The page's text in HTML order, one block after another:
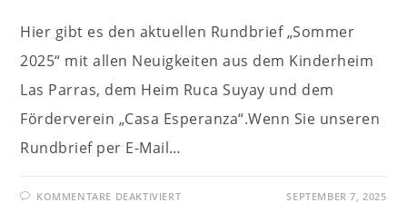
Hier gibt es den aktuellen Rundbrief „Sommer
2025“ mit allen Neuigkeiten aus dem Kinderheim
Las Parras, dem Heim Ruca Suyay und dem
Förderverein „Casa Esperanza“.Wenn Sie unseren
Rundbrief per E-Mail…
KOMMENTARE DEAKTIVIERTFÜR SEPTEMBER 7, 2025